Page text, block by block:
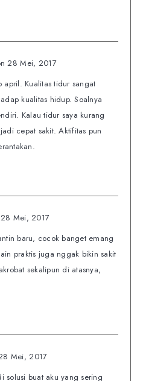
28 Mei, 2017
april. Kualitas tidur sangat
kualitas hidup. Soalnya
Kalau tidur saya kurang
cepat sakit. Aktifitas pun
Mei, 2017
baru, cocok banget emang
praktis juga nggak bikin sakit
sekalipun di atasnya,
Mei, 2017
solusi buat aku yang sering